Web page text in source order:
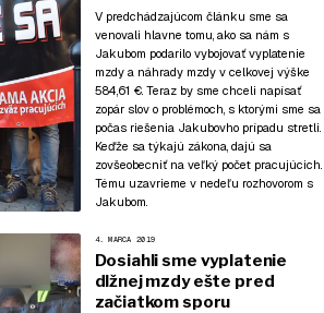
V predchádzajúcom článku sme sa
venovali hlavne tomu, ako sa nám s
Jakubom podarilo vybojovať vyplatenie
mzdy a náhrady mzdy v celkovej výške
584,61 €. Teraz by sme chceli napísať
zopár slov o problémoch, s ktorými sme sa
počas riešenia Jakubovho prípadu stretli.
Keďže sa týkajú zákona, dajú sa
zovšeobecniť na veľký počet pracujúcich.
Tému uzavrieme v nedeľu rozhovorom s
Jakubom.
4. MARCA 2019
Dosiahli sme vyplatenie
dlžnej mzdy ešte pred
začiatkom sporu